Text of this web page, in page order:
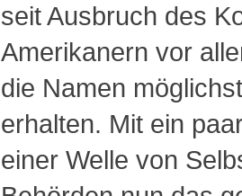
seit Ausbruch des
Amerikanern vor
die Namen
erhalten. Mit ein
einer Welle von